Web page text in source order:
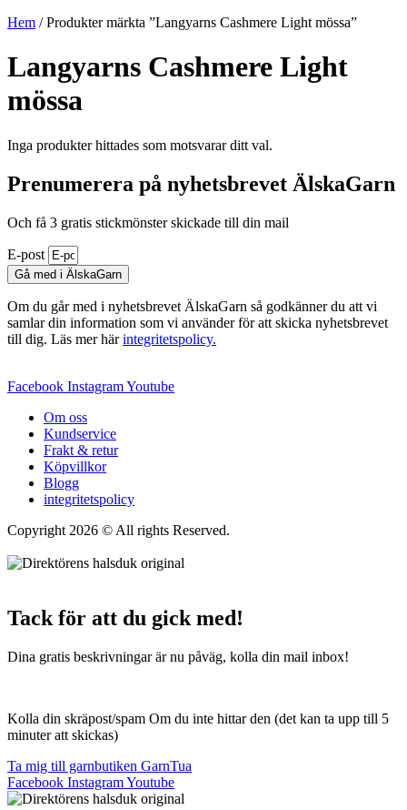
Hem / Produkter märkta ”Langyarns Cashmere Light mössa”
Langyarns Cashmere Light
mössa
Inga produkter hittades som motsvarar ditt val.
Prenumerera på nyhetsbrevet ÄlskaGarn
Och få 3 gratis stickmönster skickade till din mail
E-post
Gå med i ÄlskaGarn
Om du går med i nyhetsbrevet ÄlskaGarn så godkänner du att vi
samlar din information som vi använder för att skicka nyhetsbrevet
till dig. Läs mer härintegritetspolicy.
Facebook InstagramYoutube
Om oss
Kundservice
Frakt & retur
Köpvillkor
Blogg
integritetspolicy
Copyright 2026 © All rights Reserved.
Tack för att du gick med!
Dina gratis beskrivningar är nu påväg, kolla din mail inbox!
Kolla din skräpost/spam Om du inte hittar den (det kan ta upp till 5
minuter att skickas)
Ta mig till garnbutiken GarnTua
Facebook InstagramYoutube